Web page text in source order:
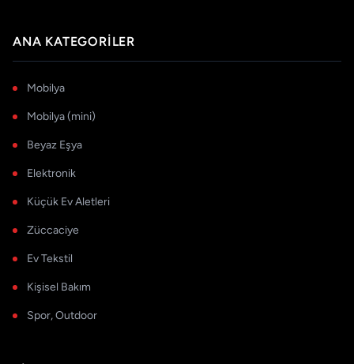
ANA KATEGORILER
Mobilya
Mobilya (mini)
Beyaz Eşya
Elektronik
Küçük Ev Aletleri
Züccaciye
Ev Tekstil
Kişisel Bakım
Spor, Outdoor